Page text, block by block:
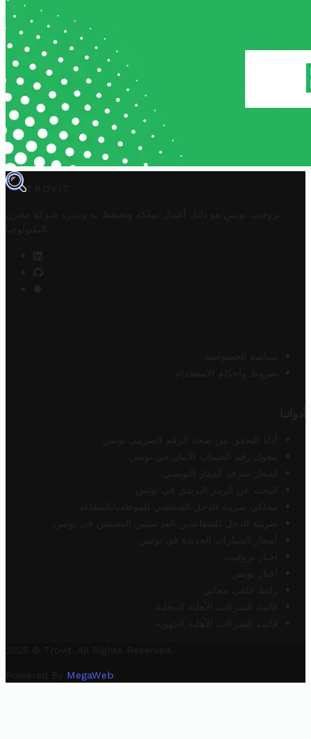
TROVIT
تروفيت تونس هو دليل أعمال تملكه وتحتفظ به وتديره
شركة مخزن
التكنولوجيا
سياسة الخصوصية
شروط وأحكام الاستخدام
أدواتنا
أداة التحقق من صحة الرقم الضريبي تونس
محول رقم الحساب الآيبان في تونس
أسعار صرف الدينار التونسي
البحث عن الرمز البريدي في تونس
محاكي ضريبة الدخل الشخصي للموظف/المتقاعد
ضريبة الدخل للمتقاعدين الفرنسيين المقيمين في تونس
أسعار السيارات الجديدة في تونس
أخبار تروفيت
أخبار تونس
رابط خلفي مجاني
قائمة الشركات الأهلية المحلية
قائمة الشركات الأهلية الجهوية
2025 © Trovit. All Rights Reserved.
Powered By MegaWeb